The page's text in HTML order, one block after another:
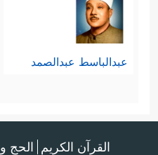
عبدالباسط عبدالصمد
القرآن الكريم الحج